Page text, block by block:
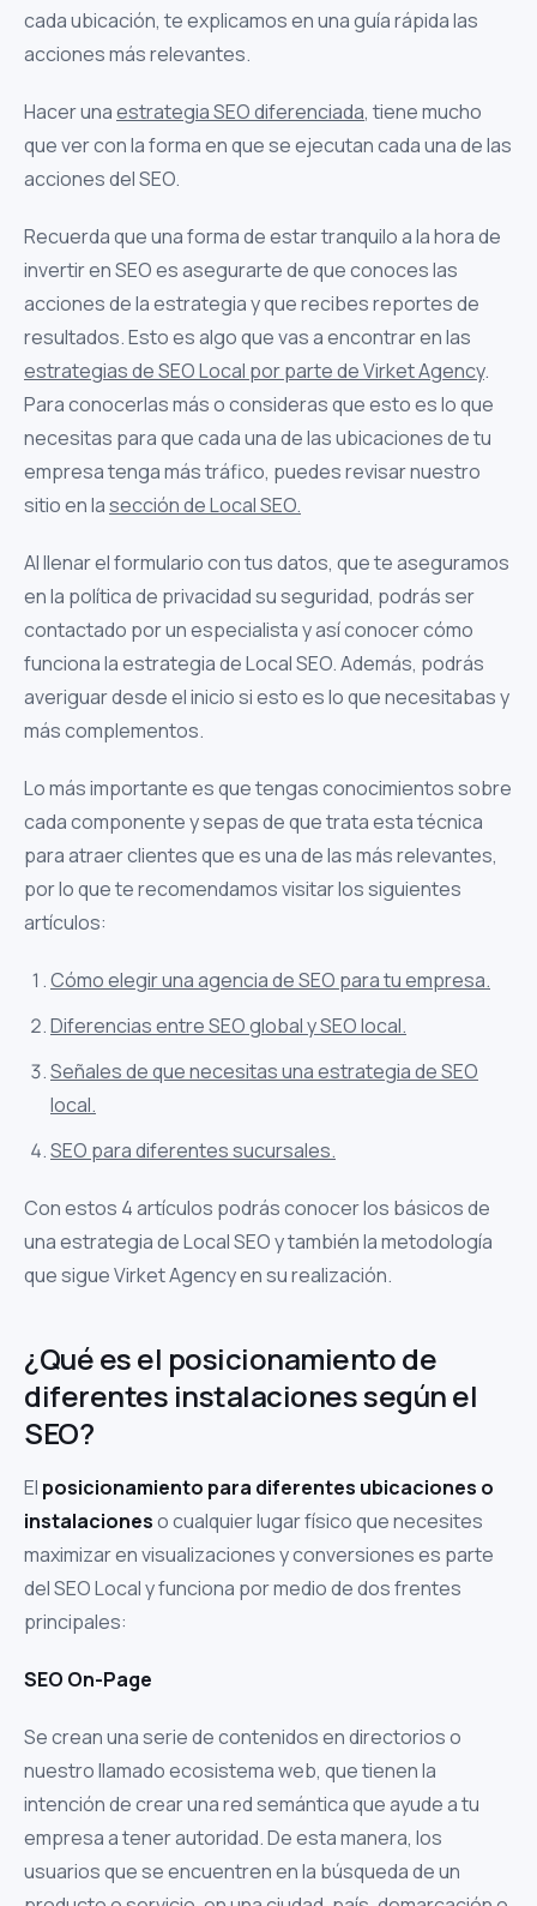
cada ubicación, te explicamos en una guía rápida las
acciones más relevantes.
Hacer unaestrategia SEO diferenciada, tiene mucho
que ver con la forma en que se ejecutan cada una de las
acciones del SEO.
Recuerda que una forma de estar tranquilo a la hora de
invertir en SEO es asegurarte de que conoces las
acciones de la estrategia y que recibes reportes de
resultados. Esto es algo que vas a encontrar en las
estrategias de SEO Local por parte de Virket Agency.
Para conocerlas más o consideras que esto es lo que
necesitas para que cada una de las ubicaciones de tu
empresa tenga más tráfico, puedes revisar nuestro
sitio en lasección de Local SEO.
Al llenar el formulario con tus datos, que te aseguramos
en la política de privacidad su seguridad, podrás ser
contactado por un especialista y así conocer cómo
funciona la estrategia de Local SEO. Además, podrás
averiguar desde el inicio si esto es lo que necesitabas y
más complementos.
Lo más importante es que tengas conocimientos sobre
cada componente y sepas de que trata esta técnica
para atraer clientes que es una de las más relevantes,
por lo que te recomendamos visitar los siguientes
artículos:
Cómo elegir una agencia de SEO para tu empresa.
Diferencias entre SEO global y SEO local.
Señales de que necesitas una estrategia de SEO
local.
SEO para diferentes sucursales.
Con estos 4 artículos podrás conocer los básicos de
una estrategia de Local SEO y también la metodología
que sigue Virket Agency en su realización.
¿Qué es el posicionamiento de
diferentes instalaciones según el
SEO?
El posicionamiento para diferentes ubicaciones o
instalacioneso cualquier lugar físico que necesites
maximizar en visualizaciones y conversiones es parte
del SEO Local y funciona por medio de dos frentes
principales:
SEO On-Page
Se crean una serie de contenidos en directorios o
nuestro llamado ecosistema web, que tienen la
intención de crear una red semántica que ayude a tu
empresa a tener autoridad. De esta manera, los
usuarios que se encuentren en la búsqueda de un